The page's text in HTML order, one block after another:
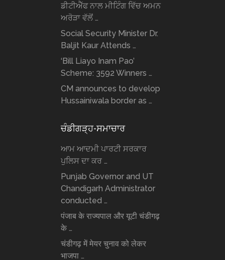
ਡੀਟੀਐੱਫ ਨਾਲ ਮੀਟਿੰਗ ਵਿੱਚ ਅਮਨ
ਅਰੋੜਾ ਵੱਲੋਂ …
Social Security Minister Dr.
Baljit Kaur Attends …
‘Bill Liayo Inam Pao’
Scheme: 3592 Winners …
CM announces to develop
Hussainiwala border as …
ਚੰਡੀਗੜ੍ਹ-ਸਮਾਚਾਰ
ਆਮ ਆਦਮੀ ਪਾਰਟੀ ਸਰਕਾਰ
ਪੁਲਿਸ ਦਾ ਕਰ …
Punjab Governor and UT
Chandigarh Administrator
conducted …
पंजाब के राज्यपाल और यूटी चंडीगढ़
के …
चंडीगढ़ में मेयर चुनाव को लेकर
भाजपा …